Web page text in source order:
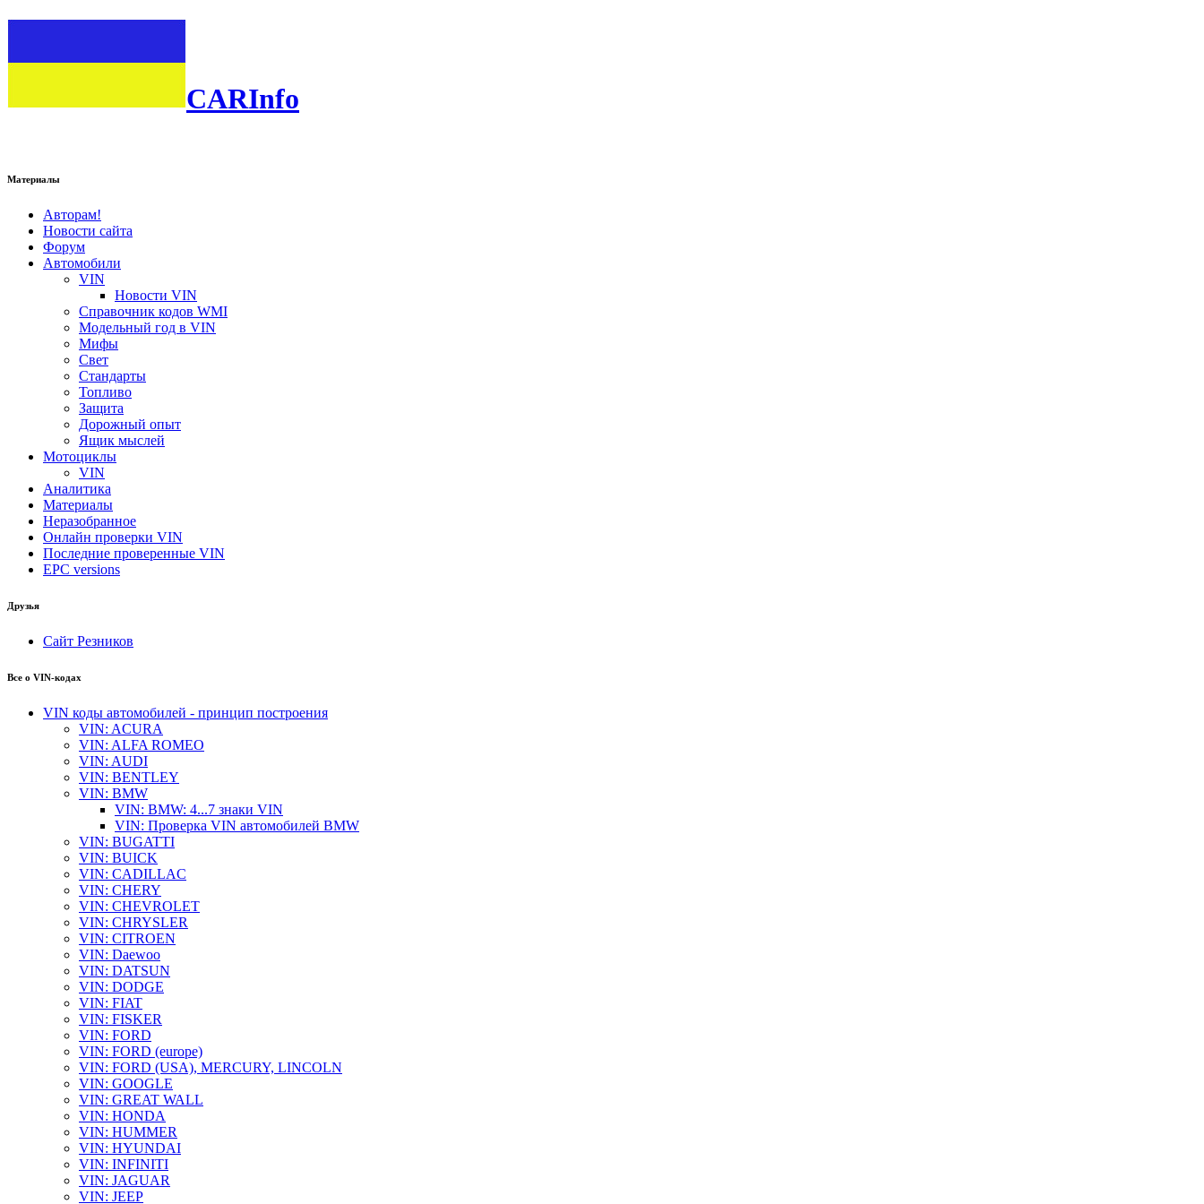
CARInfo
Материалы
Авторам!
Новости сайта
Форум
Автомобили
VIN
Новости VIN
Справочник кодов WMI
Модельный год в VIN
Мифы
Свет
Стандарты
Топливо
Защита
Дорожный опыт
Ящик мыслей
Мотоциклы
VIN
Аналитика
Материалы
Неразобранное
Онлайн проверки VIN
Последние проверенные VIN
EPC versions
Друзья
Сайт Резников
Все о VIN-кодах
VIN коды автомобилей - принцип построения
VIN: ACURA
VIN: ALFA ROMEO
VIN: AUDI
VIN: BENTLEY
VIN: BMW
VIN: BMW: 4...7 знаки VIN
VIN: Проверка VIN автомобилей BMW
VIN: BUGATTI
VIN: BUICK
VIN: CADILLAC
VIN: CHERY
VIN: CHEVROLET
VIN: CHRYSLER
VIN: CITROEN
VIN: Daewoo
VIN: DATSUN
VIN: DODGE
VIN: FIAT
VIN: FISKER
VIN: FORD
VIN: FORD (europe)
VIN: FORD (USA), MERCURY, LINCOLN
VIN: GOOGLE
VIN: GREAT WALL
VIN: HONDA
VIN: HUMMER
VIN: HYUNDAI
VIN: INFINITI
VIN: JAGUAR
VIN: JEEP